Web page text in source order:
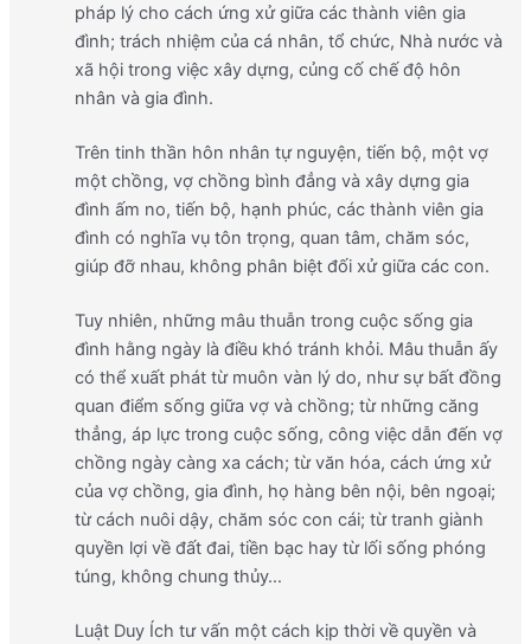
pháp lý cho cách ứng xử giữa các thành viên gia
đình; trách nhiệm của cá nhân, tổ chức, Nhà nước và
xã hội trong việc xây dựng, củng cố chế độ hôn
nhân và gia đình.
Trên tinh thần hôn nhân tự nguyện, tiến bộ, một vợ
một chồng, vợ chồng bình đẳng và xây dựng gia
đình ấm no, tiến bộ, hạnh phúc, các thành viên gia
đình có nghĩa vụ tôn trọng, quan tâm, chăm sóc,
giúp đỡ nhau, không phân biệt đối xử giữa các con.
Tuy nhiên, những mâu thuẫn trong cuộc sống gia
đình hằng ngày là điều khó tránh khỏi. Mâu thuẫn ấy
có thể xuất phát từ muôn vàn lý do, như sự bất đồng
quan điểm sống giữa vợ và chồng; từ những căng
thẳng, áp lực trong cuộc sống, công việc dẫn đến vợ
chồng ngày càng xa cách; từ văn hóa, cách ứng xử
của vợ chồng, gia đình, họ hàng bên nội, bên ngoại;
từ cách nuôi dậy, chăm sóc con cái; từ tranh giành
quyền lợi về đất đai, tiền bạc hay từ lối sống phóng
túng, không chung thủy…
Luật Duy Ích tư vấn một cách kịp thời về quyền và